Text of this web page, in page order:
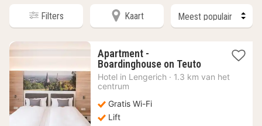
Filters Kaart
Apartment -
Boardinghouse on Teuto1
nacht
Hotel in Lengerich · 1.3 km van het
centrum
Gratis Wi-Fi
Lift